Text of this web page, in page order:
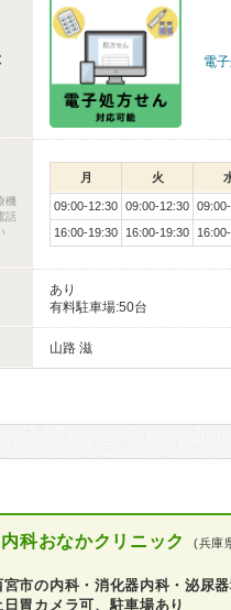
電
機
話
月 火
09:00-12:30 09:00-12:30
16:00-19:30
16:00-19:30
あり
有料駐車場:50台
山路 滋
科おなかクリニック (兵庫
宮市の内科・消化器内科・泌尿
日胃カメラ可、駐車場あり